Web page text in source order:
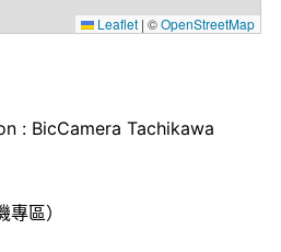
Leaflet | ©OpenStreetMap
: BicCamera Tachikawa
區）